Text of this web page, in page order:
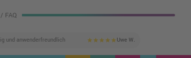
FAQ
und anwenderfreundlich star star star star star Uwe W.